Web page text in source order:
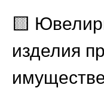
🟨
изделия